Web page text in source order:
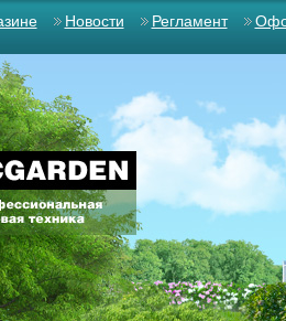
Новости Регламент